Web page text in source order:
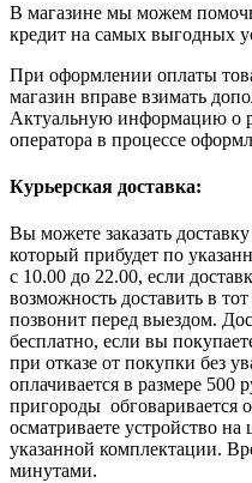
В магазине мы можем
кредит на самых выгодных
При оформлении оплаты
магазин вправе взимать
Актуальную информацию о
оператора в процессе
Курьерская доставка:
Вы можете заказать
который прибудет по
с 10.00 до 22.00, если
возможность доставить в
позвонит перед выездом.
бесплатно, если вы
при отказе от покупки без
оплачивается в размере 500
пригороды обговаривается
осматриваете устройство на
указанной комплектации.
минутами.